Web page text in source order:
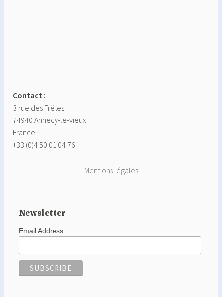
Contact :
3 rue des Frêtes
74940 Annecy-le-vieux
France
+33 (0)4 50 01 04 76
– Mentions légales–
Newsletter
Email Address